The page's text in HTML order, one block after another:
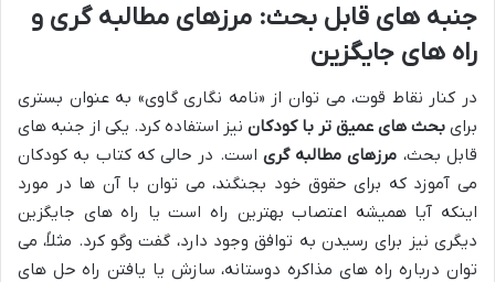
جنبه های قابل بحث: مرزهای مطالبه گری و
راه های جایگزین
در کنار نقاط قوت، می توان از «نامه نگاری گاوی» به عنوان بستری
برای بحث های عمیق تر با کودکان نیز استفاده کرد. یکی از جنبه های
قابل بحث، مرزهای مطالبه گری است. در حالی که کتاب به کودکان
می آموزد که برای حقوق خود بجنگند، می توان با آن ها در مورد
اینکه آیا همیشه اعتصاب بهترین راه است یا راه های جایگزین
دیگری نیز برای رسیدن به توافق وجود دارد، گفت وگو کرد. مثلاً، می
توان درباره راه های مذاکره دوستانه، سازش یا یافتن راه حل های